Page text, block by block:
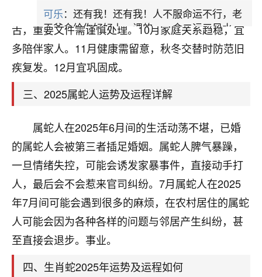
财务安全，避免担保与高风险投资。9月人际易生口
舌，重要文件需谨慎处理。10月家庭关系趋稳，宜
多陪伴家人。11月健康需留意，秋冬交替时防范旧
疾复发。12月宜巩固成。
三、2025属蛇人运势及运程详解
属蛇人在2025年6月间的生活动荡不堪，已婚
的属蛇人会被第三者插足婚姻。属蛇人脾气暴躁，
一旦情绪失控，可能会诱发家暴事件，直接动手打
人，最后会不会惹来官司纠纷。7月属蛇人在2025
年7月间可能会遇到很多的麻烦，在农村居住的属蛇
人可能会因为各种各样的问题与邻居产生纠纷，甚
至直接会退步。事业。
四、生肖蛇2025年运势及运程如何
可乐：还有我！还有我！人不服命运不行，老
天爷会给你好好上一课的。一命二运三风水，
哪样不服都不行！
平安是福：我也是每年找老师化太岁，看年
卦，认识老师3年了，都是缘分啊！
17分钟前 来自湖北
心若莲花
我是做餐饮的，这两年，生意屡屡受挫，店开一家关
一家，要么生意不好，生意好的就出事。前些年攒的
家底快败光了，真是倒霉！我也想找人看看到底怎么
回事？
鹿森：你可以找老师看看，人有时不服命不行
啊！
太阳当空赵：我也做餐饮的，生意不算大，但
是我从找店开始都是找慧来老师跟进的，选
址、风水、还有开业日子，哪哪都看了，虽然